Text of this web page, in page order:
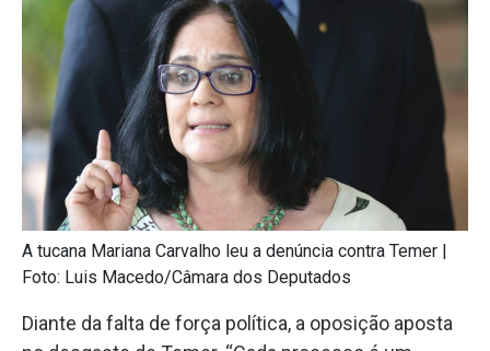
A tucana Mariana Carvalho leu a denúncia contra Temer |
Foto: Luis Macedo/Câmara dos Deputados
Diante da falta de força política, a oposição aposta